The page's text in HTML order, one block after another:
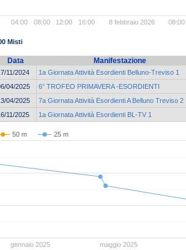
8 febbraio 2026
04:00 08:00 12:00 16:00 08:00
Misti
Data Manifestazione
11/2024 1a Giornata Attività Esordienti Belluno-Treviso 1
04/2025
6° TROFEO PRIMAVERA -ESORDIENTI
04/2025
7a Giornata Attività Esordienti A Belluno Treviso 2
11/2025
1a Giornata Attività Esordienti BL-TV 1
50 m 25 m
gennaio 2025 maggio 2025